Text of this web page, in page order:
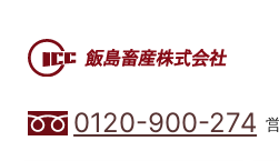
0120-900-274